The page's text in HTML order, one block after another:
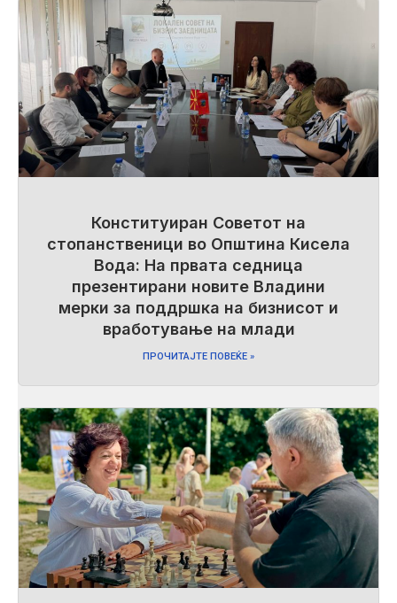
Конституиран Советот на
стопанственици во Општина Кисела
Вода: На првата седница
презентирани новите Владини
мерки за поддршка на бизнисот и
вработување на млади
ПРОЧИТАЈТЕ ПОВЕЌЕ »